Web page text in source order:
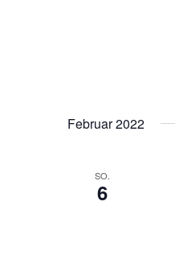
Februar 2022
SO.
6